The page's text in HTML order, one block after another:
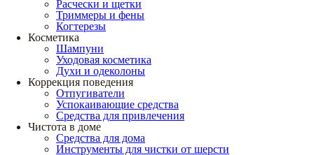
Расчески и щетки
Триммеры и фены
Когтерезы
Косметика
Шампуни
Уходовая косметика
Духи и одеколоны
Коррекция поведения
Отпугиватели
Успокаивающие средства
Средства для привлечения
Чистота в доме
Средства для дома
Инструменты для чистки от шерсти